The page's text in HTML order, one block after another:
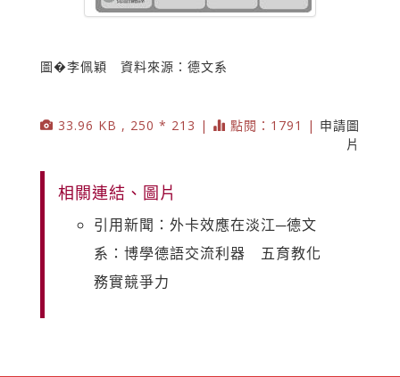
圖�李佩穎 資料來源：德文系
33.96 KB , 250 * 213 | 點閱：1791 | 申請圖
片
相關連結、圖片
引用新聞：外卡效應在淡江─德文
系：博學德語交流利器 五育教化
務實競爭力